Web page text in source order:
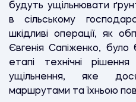
будуть ущільнювати
в сільському
шкідливі операції, як
Євгенія Сапіженко,
етапі технічні рішення
ущільнення, яке
маршрутами та їхньою